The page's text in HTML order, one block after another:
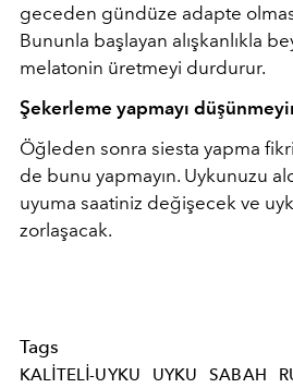
geceden gündüze adapte
Bununla başlayan alışkanlıkla
melatonin üretmeyi durdurur.
Şekerleme yapmayı
Öğleden sonra siesta yapma
de bunu yapmayın. Uykunuzu
uyuma saatiniz değişecek ve
zorlaşacak.
Tags
KALITELI-UYKU UYKU SABAH